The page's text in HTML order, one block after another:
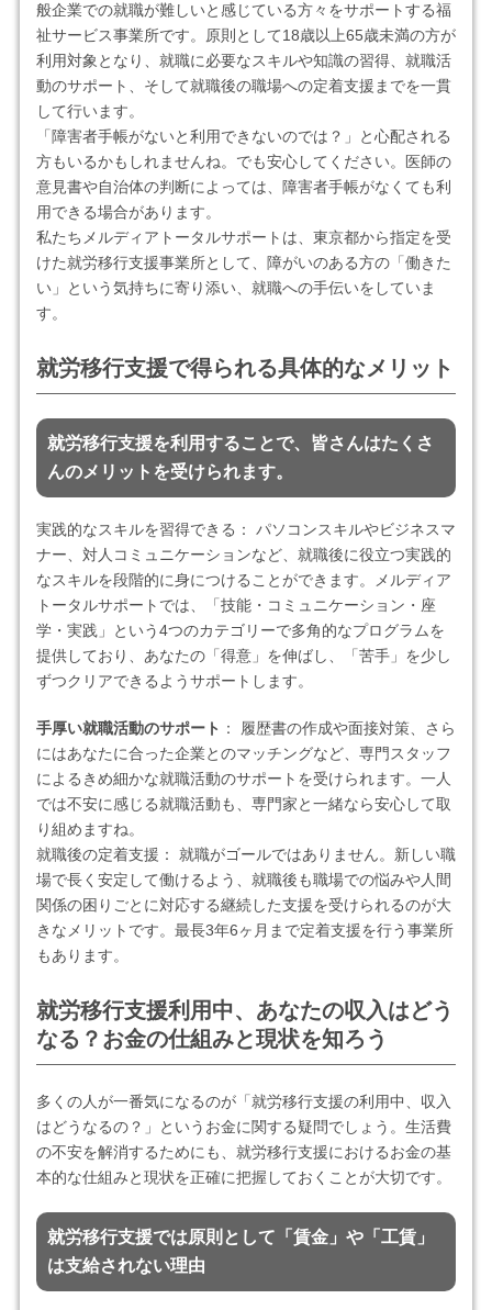
般企業での就職が難しいと感じている方々をサポートする福
祉サービス事業所です。原則として18歳以上65歳未満の方が
利用対象となり、就職に必要なスキルや知識の習得、就職活
動のサポート、そして就職後の職場への定着支援までを一貫
して行います。
「障害者手帳がないと利用できないのでは？」と心配される
方もいるかもしれませんね。でも安心してください。医師の
意見書や自治体の判断によっては、障害者手帳がなくても利
用できる場合があります。
私たちメルディアトータルサポートは、東京都から指定を受
けた就労移行支援事業所として、障がいのある方の「働きた
い」という気持ちに寄り添い、就職への手伝いをしていま
す。
就労移行支援で得られる具体的なメリット
就労移行支援を利用することで、皆さんはたくさ
んのメリットを受けられます。
実践的なスキルを習得できる： パソコンスキルやビジネスマ
ナー、対人コミュニケーションなど、就職後に役立つ実践的
なスキルを段階的に身につけることができます。メルディア
トータルサポートでは、「技能・コミュニケーション・座
学・実践」という4つのカテゴリーで多角的なプログラムを
提供しており、あなたの「得意」を伸ばし、「苦手」を少し
ずつクリアできるようサポートします。
手厚い就職活動のサポート ： 履歴書の作成や面接対策、さら
にはあなたに合った企業とのマッチングなど、専門スタッフ
によるきめ細かな就職活動のサポートを受けられます。一人
では不安に感じる就職活動も、専門家と一緒なら安心して取
り組めますね。
就職後の定着支援： 就職がゴールではありません。新しい職
場で長く安定して働けるよう、就職後も職場での悩みや人間
関係の困りごとに対応する継続した支援を受けられるのが大
きなメリットです。最長3年6ヶ月まで定着支援を行う事業所
もあります。
就労移行支援利用中、あなたの収入はどう
なる？お金の仕組みと現状を知ろう
多くの人が一番気になるのが「就労移行支援の利用中、収入
はどうなるの？」というお金に関する疑問でしょう。生活費
の不安を解消するためにも、就労移行支援におけるお金の基
本的な仕組みと現状を正確に把握しておくことが大切です。
就労移行支援では原則として「賃金」や「工賃」
は支給されない理由